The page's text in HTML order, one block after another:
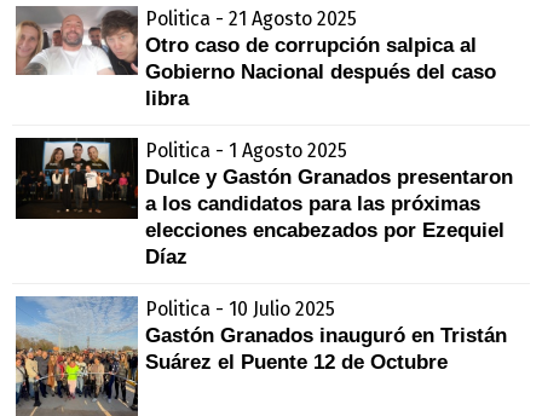
Politica - 21 Agosto 2025
Otro caso de corrupción salpica al
Gobierno Nacional después del caso
libra
Politica - 1 Agosto 2025
Dulce y Gastón Granados presentaron
a los candidatos para las próximas
elecciones encabezados por Ezequiel
Díaz
Politica - 10 Julio 2025
Gastón Granados inauguró en Tristán
Suárez el Puente 12 de Octubre